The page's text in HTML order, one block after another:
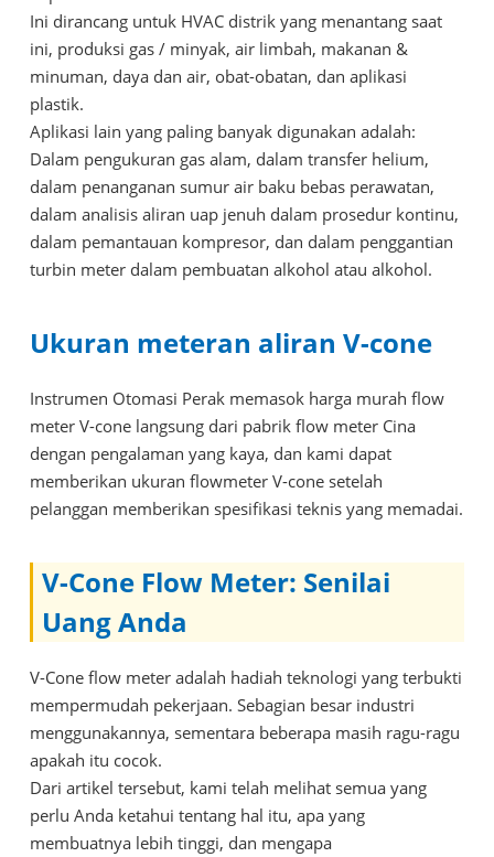
Ini dirancang untuk HVAC distrik yang menantang saat
ini, produksi gas / minyak, air limbah, makanan &
minuman, daya dan air, obat-obatan, dan aplikasi
plastik.
Aplikasi lain yang paling banyak digunakan adalah:
Dalam pengukuran gas alam, dalam transfer helium,
dalam penanganan sumur air baku bebas perawatan,
dalam analisis aliran uap jenuh dalam prosedur kontinu,
dalam pemantauan kompresor, dan dalam penggantian
turbin meter dalam pembuatan alkohol atau alkohol.
Ukuran meteran aliran V-cone
Instrumen Otomasi Perak memasok harga murah flow
meter V-cone langsung dari pabrik flow meter Cina
dengan pengalaman yang kaya, dan kami dapat
memberikan ukuran flowmeter V-cone setelah
pelanggan memberikan spesifikasi teknis yang memadai.
V-Cone Flow Meter: Senilai
Uang Anda
V-Cone flow meter adalah hadiah teknologi yang terbukti
mempermudah pekerjaan. Sebagian besar industri
menggunakannya, sementara beberapa masih ragu-ragu
apakah itu cocok.
Dari artikel tersebut, kami telah melihat semua yang
perlu Anda ketahui tentang hal itu, apa yang
membuatnya lebih tinggi, dan mengapa